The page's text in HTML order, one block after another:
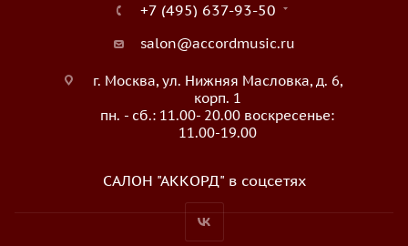
+7 (495) 637-93-50
salon@accordmusic.ru
г. Москва, ул. Нижняя Масловка, д. 6,
корп. 1
пн. - сб.: 11.00- 20.00 воскресенье:
11.00-19.00
САЛОН "АККОРД" в соцсетях